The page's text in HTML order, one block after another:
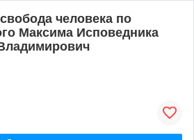
человека по
Максима Исповедника